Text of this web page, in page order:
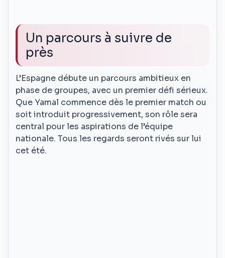
Un parcours à suivre de
près
L’Espagne débute un parcours ambitieux en
phase de groupes, avec un premier défi sérieux.
Que Yamal commence dès le premier match ou
soit introduit progressivement, son rôle sera
central pour les aspirations de l’équipe
nationale. Tous les regards seront rivés sur lui
cet été.